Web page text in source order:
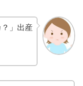
」出産